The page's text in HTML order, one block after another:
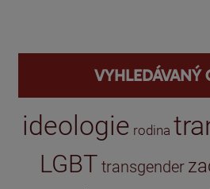
VYHLEDÁVANÝ
ideologie rodina
LGBT transgender